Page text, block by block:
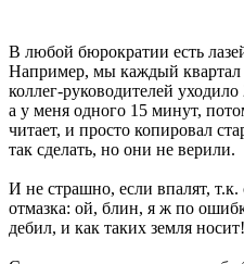
В любой бюрократии есть
Например, мы каждый квартал
коллег-руководителей
а у меня одного 15 минут,
читает, и просто копировал
так сделать, но они не верили.
И не страшно, если впалят,
отмазка: ой, блин, я ж по
дебил, и как таких земля носит!